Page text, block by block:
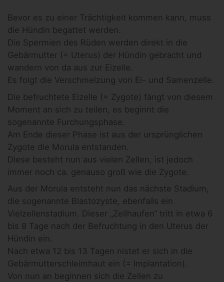
Bevor es zu einer Trächtigkeit kommen kann, muss
die Hündin begattet werden.
Die Spermien des Rüden werden direkt in die
Gebärmutter (= Uterus) der Hündin gebracht und
wandern von da aus zur Eizelle.
Es folgt die Verschmelzung von Ei- und Samenzelle.
Die befruchtete Eizelle (= Zygote) fängt von diesem
Moment an sich zu teilen, es beginnt die
sogenannte Furchungsphase.
Am Ende dieser Phase ist aus der ursprünglichen
Zygote die Morula entstanden.
Diese besteht nun aus vielen Zellen, ist jedoch
immer noch ca. genauso groß wie die Zygote.
Aus der Morula entsteht nun das nächste Stadium,
die sogenannte Blastozyste, ebenfalls ein
Vielzellenstadium. Dieser „Zellhaufen“ tritt in etwa 6
bis 8 Tage nach der Befruchtung in den Uterus der
Hündin ein.
Nach etwa 12 bis 13 Tagen nistet er sich in die
Gebärmutterschleimhaut ein (= Implantation).
Von nun an beginnen sich die Zellen zu